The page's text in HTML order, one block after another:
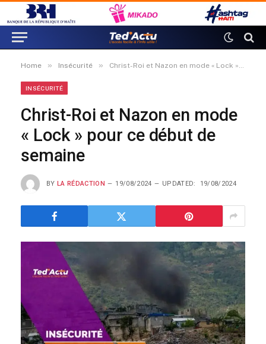
Home » Insécurité » Christ-Roi et Nazon en mode « Lock » pour ce début de semaine
INSÉCURITÉ
Christ-Roi et Nazon en mode
« Lock » pour ce début de
semaine
BY LA RÉDACTION 19/08/2024 UPDATED: 19/08/2024